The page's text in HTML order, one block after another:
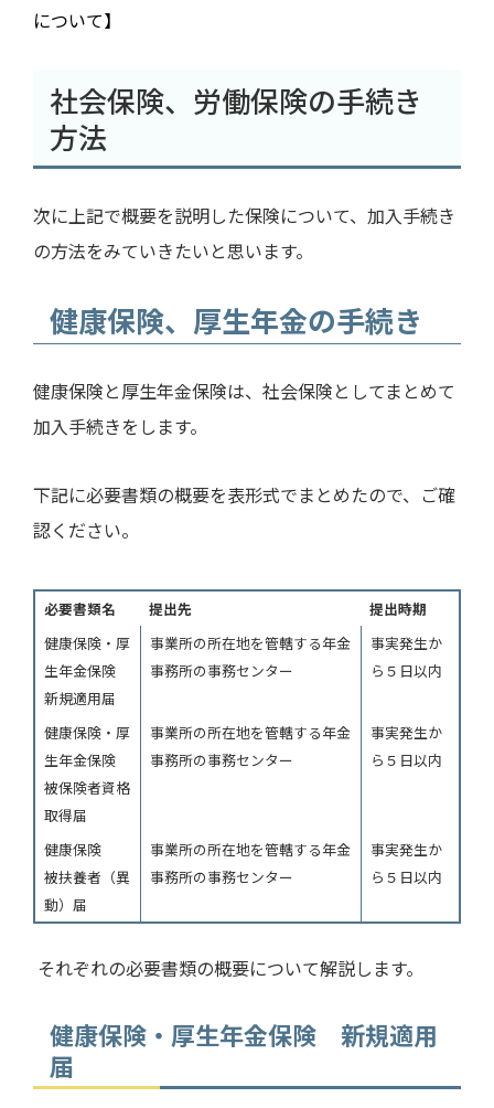
について】
社会保険、労働保険の手続き
方法
次に上記で概要を説明した保険について、加入手続き
の方法をみていきたいと思います。
健康保険、厚生年金の手続き
健康保険と厚生年金保険は、社会保険としてまとめて
加入手続きをします。
下記に必要書類の概要を表形式でまとめたので、ご確
認ください。
必要書類名 提出先
提出時期
健康保険・厚
生年金保険
新規適用届
事業所の所在地を管轄する年金
事務所の事務センター
事実発生か
ら５日以内
健康保険・厚
生年金保険
被保険者資格
取得届
事業所の所在地を管轄する年金
事務所の事務センター
事実発生か
ら５日以内
健康保険
被扶養者（異
動）届
事業所の所在地を管轄する年金
事務所の事務センター
事実発生か
ら５日以内
それぞれの必要書類の概要について解説します。
健康保険・厚生年金保険 新規適用
届